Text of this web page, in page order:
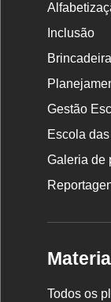
Inclusão
Gestão
Escola
Galeria de
Todos os